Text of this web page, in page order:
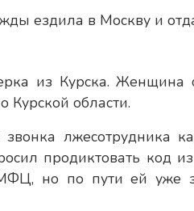
из Курска. Женщина
области.
лжесотрудника
продиктовать код
но по пути ей уже